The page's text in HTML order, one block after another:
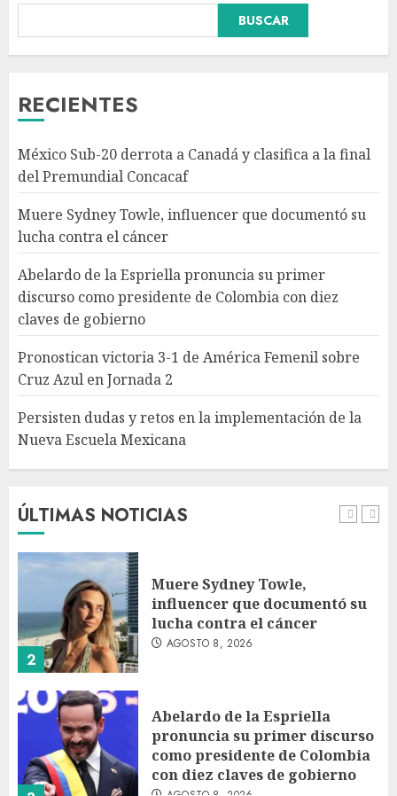
BUSCAR
RECIENTES
México Sub-20 derrota a Canadá y clasifica a la final
del Premundial Concacaf
Muere Sydney Towle, influencer que documentó su
lucha contra el cáncer
Abelardo de la Espriella pronuncia su primer
discurso como presidente de Colombia con diez
claves de gobierno
Pronostican victoria 3-1 de América Femenil sobre
Cruz Azul en Jornada 2
Persisten dudas y retos en la implementación de la
Nueva Escuela Mexicana
ÚLTIMAS NOTICIAS
3
Abelardo de la Espriella
4
Pronostican victoria 3-1 de
América Femenil sobre Cruz
Azul en Jornada 2
AGOSTO 8, 2026
5
Persisten dudas y retos en la
Escuela Mexicana
AGOSTO 8, 2026
1
México Sub-20 derrota a
Canadá y clasifica a la final del
AGOSTO 8, 2026
2
Muere Sydney Towle,
influencer que documentó su
lucha contra el cáncer
AGOSTO 8, 2026
Abelardo de la Espriella
pronuncia su primer discurso
como presidente de Colombia
con diez claves de gobierno